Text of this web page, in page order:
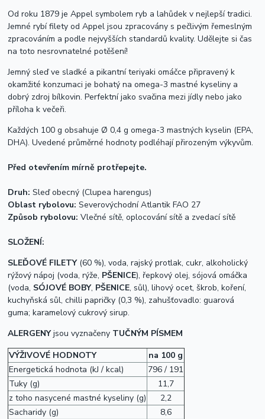
Od roku 1879 je Appel symbolem ryb a lahůdek v nejlepší tradici.
Jemné rybí filety od Appel jsou zpracovány s pečlivým řemeslným
zpracováním a podle nejvyšších standardů kvality. Udělejte si čas
na toto nesrovnatelné potěšení!
Jemný sleď ve sladké a pikantní teriyaki omáčce připravený k
okamžité konzumaci je bohatý na omega-3 mastné kyseliny a
dobrý zdroj bílkovin. Perfektní jako svačina mezi jídly nebo jako
příloha k večeři.
Každých 100 g obsahuje Ø 0,4 g omega-3 mastných kyselin (EPA,
DHA). Uvedené průměrné hodnoty podléhají přirozeným výkyvům.
Před otevřením mírně protřepejte.
Druh: Sleď obecný (Clupea harengus)
Oblast rybolovu: Severovýchodní Atlantik FAO 27
Způsob rybolovu: Vlečné sítě, oplocování sítě a zvedací sítě
SLOŽENÍ:
SLEĎOVÉ FILETY(60 %), voda,rajský protlak, cukr, alkoholický
rýžový nápoj (voda, rýže, PŠENICE), řepkový olej, sójová omáčka
(voda, SÓJOVÉ BOBY, PŠENICE, sůl), lihový ocet, škrob, koření,
kuchyňská sůl, chilli papričky (0,3 %), zahušťovadlo: guarová
guma; karamelový cukrový sirup.
ALERGENYjsou vyznačeny TUČNÝM PÍSMEM
VÝŽIVOVÉ HODNOTY
na 100 g
Energetická hodnota (kJ / kcal)
796 / 191
Tuky (g)
11,7
z toho nasycené mastné kyseliny (g)
2,2
Sacharidy (g)
8,6